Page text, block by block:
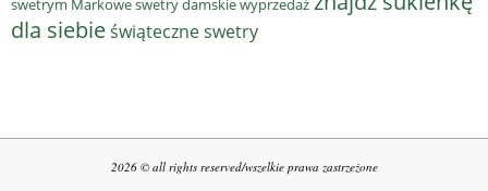
swetrym Markowe swetry damskie wyprzedaż
dla siebieświąteczne swetry
2026 © all rights reserved/wszelkie prawa zastrzeżone